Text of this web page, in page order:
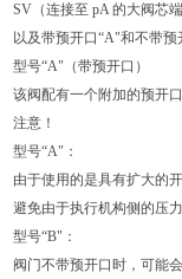
SV（连接至 pA 的大阀芯
以及带预开口“A"和不带
型号“A"（带预开口）
该阀配有一个附加的预开
注意！
型号“A"：
由于使用的是具有扩大的
避免由于执行机构侧的压
型号“B"：
阀门不带预开口时，可能